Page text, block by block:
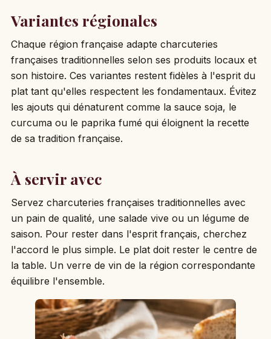
Variantes régionales
Chaque région française adapte charcuteries
françaises traditionnelles selon ses produits locaux et
son histoire. Ces variantes restent fidèles à l'esprit du
plat tant qu'elles respectent les fondamentaux. Évitez
les ajouts qui dénaturent comme la sauce soja, le
curcuma ou le paprika fumé qui éloignent la recette
de sa tradition française.
À servir avec
Servez charcuteries françaises traditionnelles avec
un pain de qualité, une salade vive ou un légume de
saison. Pour rester dans l'esprit français, cherchez
l'accord le plus simple. Le plat doit rester le centre de
la table. Un verre de vin de la région correspondante
équilibre l'ensemble.